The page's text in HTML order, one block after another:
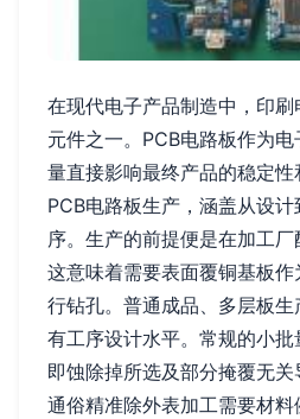
在现代电子产品制造中，印
元件之一。PCB电路板作为
量直接影响最终产品的稳定
PCB电路板生产，涵盖从设
序。生产的前提便是在加工厂
这意味着需要表面覆铜基板
行钻孔。普通成品、多层板
有工序设计水平。常规的小批
即蚀除掉所选及部分掩覆无
通俗精准除外表加工需要材